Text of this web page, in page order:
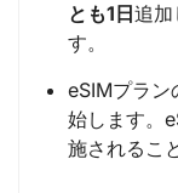
とも1日追加
す。
eSIMプラン
始します。
施されるこ